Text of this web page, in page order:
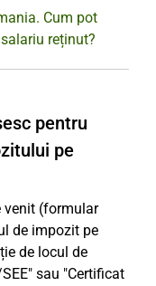
Cum pot
reținut?
pentru
pe
venit (formular
de impozit pe
de locul de
sau "Certificat